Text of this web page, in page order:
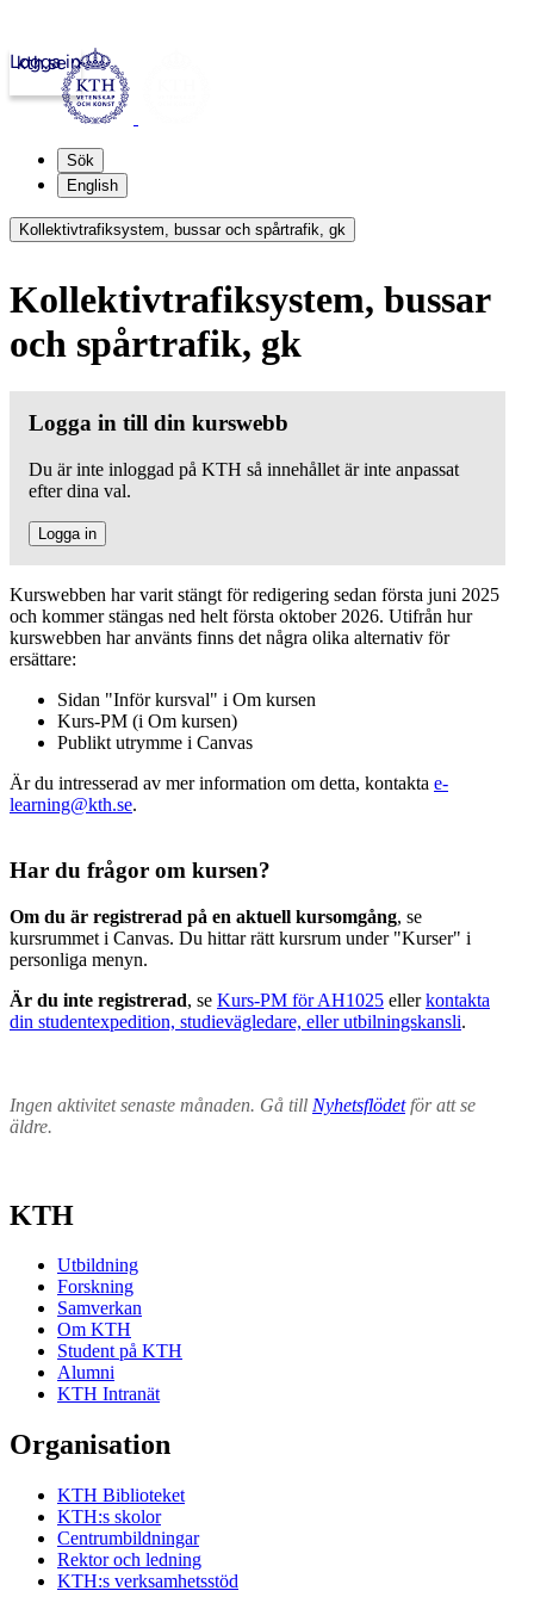
kth.se
Logga in
Sök
English
Kollektivtrafiksystem, bussar och spårtrafik, gk
Kollektivtrafiksystem, bussar
och spårtrafik, gk
Logga in till din kurswebb
Du är inte inloggad på KTH så innehållet är inte anpassat
efter dina val.
Logga in
Kurswebben har varit stängt för redigering sedan första juni 2025
och kommer stängas ned helt första oktober 2026. Utifrån hur
kurswebben har använts finns det några olika alternativ för
ersättare:
Sidan "Inför kursval" i Om kursen
Kurs-PM (i Om kursen)
Publikt utrymme i Canvas
Är du intresserad av mer information om detta, kontakta e-
learning@kth.se.
Har du frågor om kursen?
Om du är registrerad på en aktuell kursomgång, se
kursrummet i Canvas. Du hittar rätt kursrum under "Kurser" i
personliga menyn.
Är du inte registrerad, se Kurs-PM för AH1025 ellerkontakta
din studentexpedition, studievägledare, eller utbilningskansli.
Ingen aktivitet senaste månaden. Gå till Nyhetsflödetför att se
äldre.
KTH
Utbildning
Forskning
Samverkan
Om KTH
Student på KTH
Alumni
KTH Intranät
Organisation
KTH Biblioteket
KTH:s skolor
Centrumbildningar
Rektor och ledning
KTH:s verksamhetsstöd